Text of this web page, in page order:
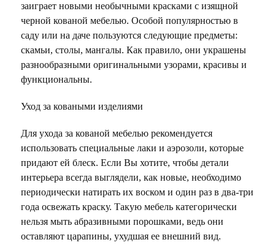
заиграет новыми необычными красками с изящной
черной кованой мебелью. Особой популярностью в
саду или на даче пользуются следующие предметы:
скамьи, столы, мангалы. Как правило, они украшены
разнообразными оригинальными узорами, красивы и
функциональны.
Уход за коваными изделиями
Для ухода за кованой мебелью рекомендуется
использовать специальные лаки и аэрозоли, которые
придают ей блеск. Если Вы хотите, чтобы детали
интерьера всегда выглядели, как новые, необходимо
периодически натирать их воском и один раз в два-три
года освежать краску. Такую мебель категорически
нельзя мыть абразивными порошками, ведь они
оставляют царапины, ухудшая ее внешний вид.